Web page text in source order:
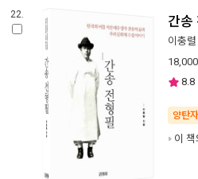
22. 간송
이충렬
18,000
8.8
양탄
이